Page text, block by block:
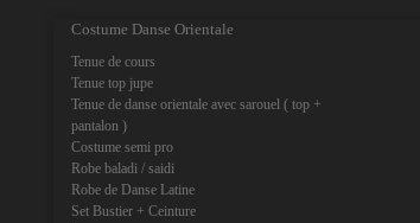
Costume Danse Orientale
Tenue de cours
Tenue top jupe
Tenue de danse orientale avec sarouel ( top +
pantalon )
Costume semi pro
Robe baladi / saidi
Robe de Danse Latine
Set Bustier + Ceinture